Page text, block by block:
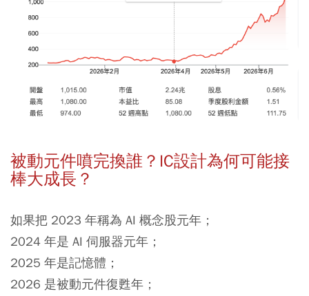
被動元件噴完換誰？IC設計為何可能接
棒大成長？
如果把 2023 年稱為 AI 概念股元年；
2024 年是 AI 伺服器元年；
2025 年是記憶體；
2026 是被動元件復甦年；